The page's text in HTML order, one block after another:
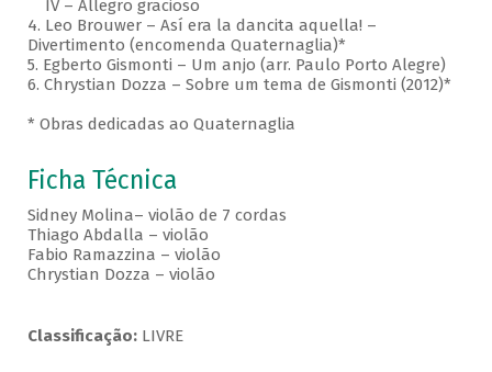
IV – Allegro gracioso
4. Leo Brouwer – Así era la dancita aquella! –
Divertimento (encomenda Quaternaglia)*
5. Egberto Gismonti – Um anjo (arr. Paulo Porto Alegre)
6. Chrystian Dozza – Sobre um tema de Gismonti (2012)*
* Obras dedicadas ao Quaternaglia
Ficha Técnica
Sidney Molina– violão de 7 cordas
Thiago Abdalla – violão
Fabio Ramazzina – violão
Chrystian Dozza – violão
Classificação: LIVRE